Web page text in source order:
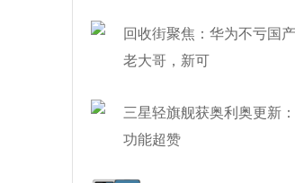
回收街聚焦：华为不亏国
老大哥，新可
三星轻旗舰获奥利奥更新
功能超赞